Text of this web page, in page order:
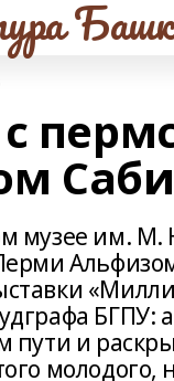
с
музее им. М.
БГПУ:
пути и
молодого,